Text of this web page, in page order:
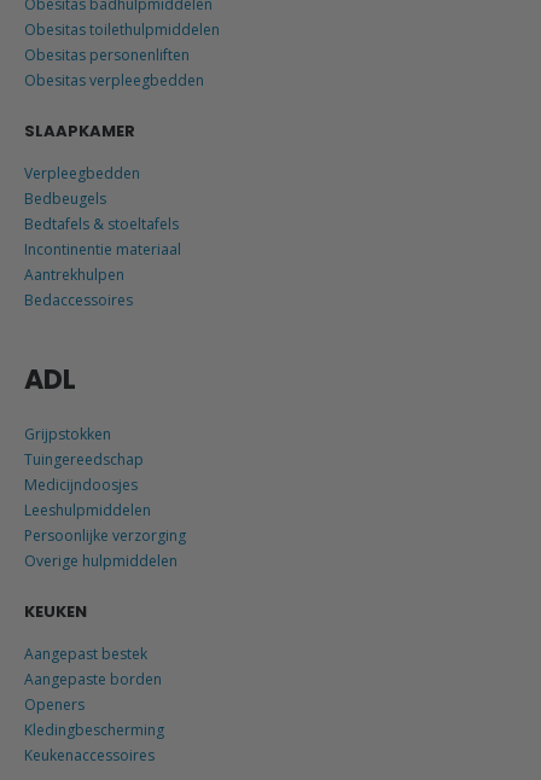
Obesitas badhulpmiddelen
Obesitas toilethulpmiddelen
Obesitas personenliften
Obesitas verpleegbedden
SLAAPKAMER
Verpleegbedden
Bedbeugels
Bedtafels & stoeltafels
Incontinentie materiaal
Aantrekhulpen
Bedaccessoires
ADL
Grijpstokken
Tuingereedschap
Medicijndoosjes
Leeshulpmiddelen
Persoonlijke verzorging
Overige hulpmiddelen
KEUKEN
Aangepast bestek
Aangepaste borden
Openers
Kledingbescherming
Keukenaccessoires